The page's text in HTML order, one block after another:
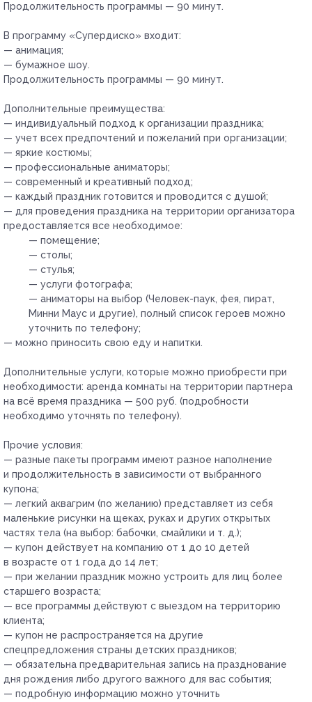
Продолжительность программы — 90 минут.
В программу «Супердиско» входит:
— анимация;
— бумажное шоу.
Продолжительность программы — 90 минут.
Дополнительные преимущества:
— индивидуальный подход к организации праздника;
— учет всех предпочтений и пожеланий при организации;
— яркие костюмы;
— профессиональные аниматоры;
— современный и креативный подход;
— каждый праздник готовится и проводится с душой;
— для проведения праздника на территории организатора
предоставляется все необходимое:
— помещение;
— столы;
— стулья;
— услуги фотографа;
— аниматоры на выбор (Человек-паук, фея, пират,
Минни Маус и другие), полный список героев можно
уточнить по телефону;
— можно приносить свою еду и напитки.
Дополнительные услуги, которые можно приобрести при
необходимости: аренда комнаты на территории партнера
на всё время праздника — 500 руб. (подробности
необходимо уточнять по телефону).
Прочие условия:
— разные пакеты программ имеют разное наполнение
и продолжительность в зависимости от выбранного
купона;
— легкий аквагрим (по желанию) представляет из себя
маленькие рисунки на щеках, руках и других открытых
частях тела (на выбор: бабочки, смайлики и т. д.);
— купон действует на компанию от 1 до 10 детей
в возрасте от 1 года до 14 лет;
— при желании праздник можно устроить для лиц более
старшего возраста;
— все программы действуют с выездом на территорию
клиента;
— купон не распространяется на другие
спецпредложения страны детских праздников;
— обязательна предварительная запись на празднование
дня рождения либо другого важного для вас события;
— подробную информацию можно уточнить